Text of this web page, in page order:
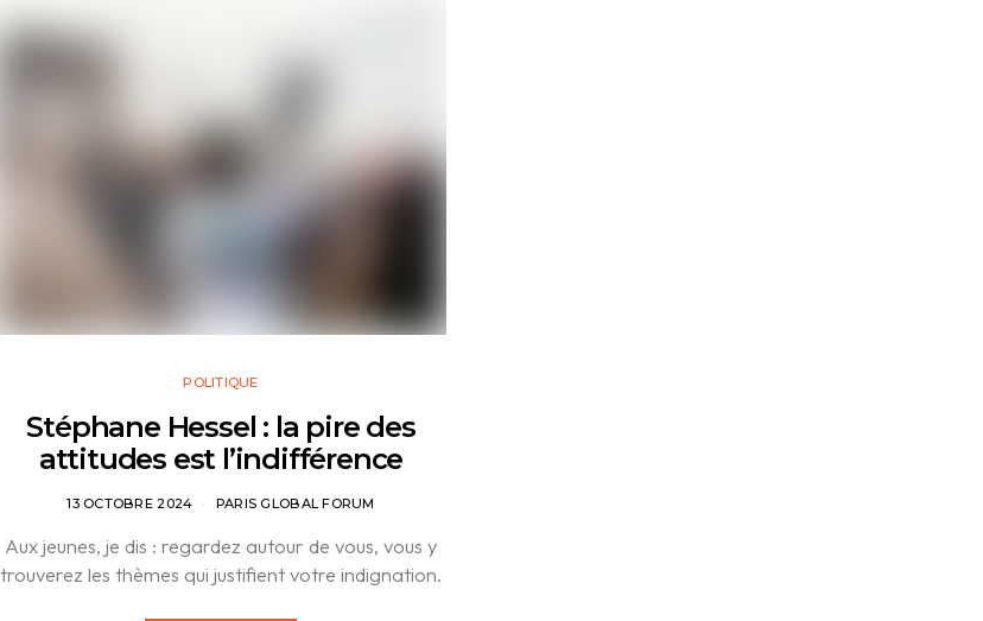
POLITIQUE
Stéphane Hessel : la pire des
attitudes est l’indifférence
13 OCTOBRE 2024 PARIS GLOBAL FORUM
Aux jeunes, je dis : regardez autour de vous, vous y
trouverez les thèmes qui justifient votre indignation.